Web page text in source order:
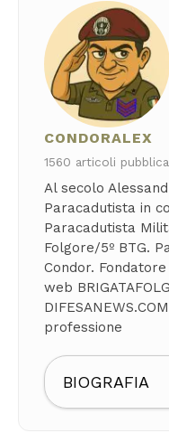
CONDORALEX
1560 articoli
Al secolo
Paracadutista in
Paracadutista
Folgore/5º BTG.
Condor.
web
professione
BIOGRAFIA